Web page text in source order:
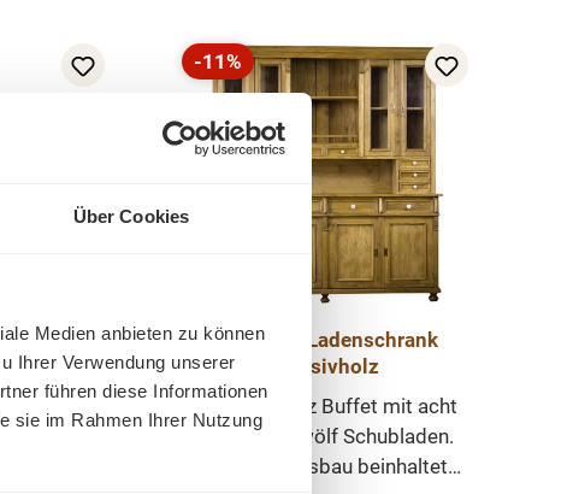
Über Cookies
Medien anbieten zu können
Ihrer Verwendung unserer
führen diese Informationen
sie im Rahmen Ihrer Nutzung
im
Rabatt
-11%
Landhaus Ladenschrank
Massivholz
Ein Weichholz Buffet mit acht
Türen und zwölf Schubladen.
Der Innenausbau beinhaltet